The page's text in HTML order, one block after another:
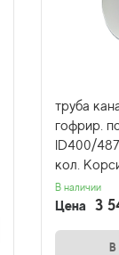
труба
гофрир.
ID400/
кол.
В наличии
Цена 3
В